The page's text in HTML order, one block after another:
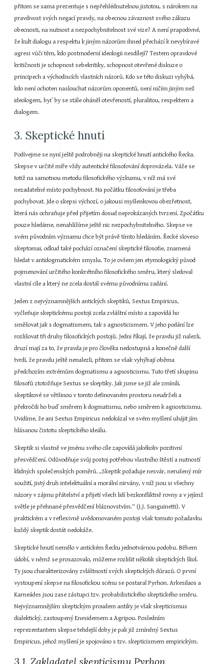
přitom se sama prezentuje s nepřehlédnutelnou jistotou, s nárokem na
pravdivost svých negací pravdy, na obecnou závaznost svého zákazu
obecnosti, na nutnost a nezpochybnitelnost své vize? A není prapodivné,
že kult dialogu a respektu k jiným názorům ihned přechází k nevybíravé
agresi vůči těm, kdo postmoderní ideologii nesdílejí? Testem opravdové
kritičnosti je schopnost sebekritiky, schopnost otevřené diskuze o
principech a východiscích vlastních názorů. Kdo se této diskuzi vyhýbá,
kdo není ochoten naslouchat názorům oponentů, není ničím jiným než
ideologem, byť by se stále oháněl otevřeností, pluralitou, respektem a
dialogem.
3. Skeptické hnutí
Podívejme se nyní ještě podrobněji na skeptické hnutí antického Řecka.
Skepse v určité míře vždy autentické filosofování doprovázela. Váže se
totiž na samotnou metodu filosofického výzkumu, v níž má své
nezadatelné místo pochybnost. Na počátku filosofování je třeba
pochybovat. Jde o skepsi výchozí, o jakousi myšlenkovou obezřetnost,
která nás ochraňuje před přijetím dosud neprokázaných tvrzení. Zpočátku
pouze hledáme, nenahlížíme ještě nic nezpochybnitelného. Skepse ve
svém původním významu chce být právě tímto hledáním. Řecké sloveso
skeptomai, odkud také pochází označení skeptické filosofie, znamená
hledat v antidogmatickém smyslu. To je ovšem jen etymologický původ
pojmenování určitého konkrétního filosofického směru, který sledoval
vlastní cíle a který ne zcela dostál svému původnímu zadání.
Jeden z nejvýznamnějších antických skeptiků, Sextus Empiricus,
vyčleňuje skeptickému postoji zcela zvláštní místo a zapovídá ho
směšovat jak s dogmatismem, tak s agnosticismem. V jeho podání lze
rozlišovat tři druhy filosofických postojů. Jedni říkají, že pravdu již nalezli,
druzí mají za to, že pravda je pro člověka nedostupná a konečně další
tvrdí, že pravdu ještě nenalezli, přitom se však vyhýbají oběma
předchozím extrémům dogmatismu a agnosticismu. Tuto třetí skupinu
filosofů ztotožňuje Sextus se skeptiky. Jak jsme se již ale zmínili,
skeptikové se většinou v tomto definovaném prostoru neudrželi a
překročili ho buď směrem k dogmatismu, nebo směrem k agnosticismu.
Uvidíme, že ani Sextus Empiricus nedokázal ve svém myšlení uhájit jím
hlásanou čistotu skeptického ideálu.
Skeptik si vlastně ve jménu svého cíle zapovídá jakékoliv pozitivní
přesvědčení. Odůvodňuje svůj postoj potřebou vlastního štěstí a nutností
klidných společenských poměrů. „Skeptik požaduje nesvár, nerušený mír
soužití, jistý druh intelektuální a morální nirvány, v níž jsou si všechny
názory v zájmu přátelství a přijetí všech lidí bezkonfliktně rovny a v jejímž
světle je přehnané přesvědčení bláznovstvím.“ (J.J. Sanguinetti). V
praktickém a v reflexivně uvědomovaném postoji však tomuto požadavku
každý skeptik dostát nedokáže.
Skeptické hnutí nemělo v antickém Řecku jednotvárnou podobu. Během
údobí, v němž se prosazovalo, můžeme rozlišit několik skeptických škol.
Ty jsou charakterizovány zvláštností svých skeptických důrazů. O první
vystoupení skepse na filosofickou scénu se postaral Pyrhon. Arkesilaos a
Karneádes jsou zase zástupci tzv. probabilistického skeptického směru.
Nejvýznamnějším skeptickým proudem antiky je však skepticismus
dialektický, zastoupený Enesidemem a Agripou. Posledním
reprezentantem skepse tehdejší doby je pak již zmíněný Sextus
Empiricus, jehož myšlení je spojováno s tzv. skepticismem empirickým.
3.1. Zakladatel skepticismu Pyrhon